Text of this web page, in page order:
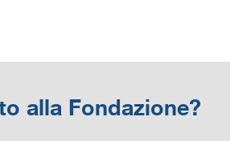
alla Fondazione?